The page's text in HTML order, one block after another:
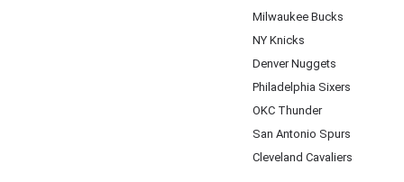
Milwaukee Bucks
NY Knicks
Denver Nuggets
Philadelphia Sixers
OKC Thunder
San Antonio Spurs
Cleveland Cavaliers